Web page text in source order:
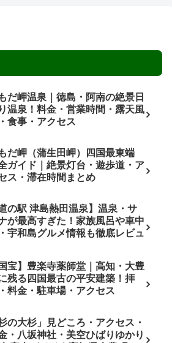
だ岬温泉｜徳島・阿南の絶景日
温泉！料金・営業時間・露天風
食事・アクセス
だ岬（蒲生田岬）四国最東端
ガイド｜絶景灯台・遊歩道・ア
ス・滞在時間まとめ
道の駅 津島熱田温泉】温泉・サ
が最高すぎた！家族風呂や車中
宇和島グルメ情報も徹底レビュ
国宝】豊楽寺薬師堂｜高知・大豊
残る四国最古の平安建築！拝
料金・駐車場・アクセス
杉の大杉」見どころ・アクセス・
・八坂神社・美空ひばりゆかり